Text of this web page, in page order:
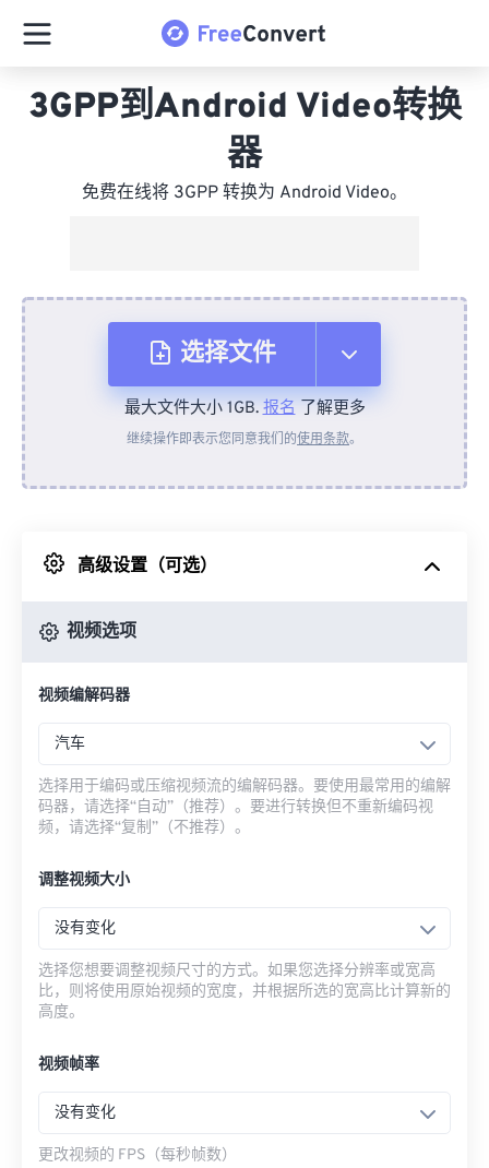
3GPP到Android Video转换
器
免费在线将 3GPP 转换为 Android Video。
选择文件
从设备
来自 Google Drive
最大文件大小 1GB.报名了解更多
继续操作即表示您同意我们的使用条款。
高级设置（可选）
视频选项
视频编解码器
汽车
选择用于编码或压缩视频流的编解码器。要使用最常用的编解
码器，请选择“自动”（推荐）。要进行转换但不重新编码视
频，请选择“复制”（不推荐）。
调整视频大小
没有变化
选择您想要调整视频尺寸的方式。如果您选择分辨率或宽高
比，则将使用原始视频的宽度，并根据所选的宽高比计算新的
高度。
视频帧率
没有变化
更改视频的 FPS（每秒帧数）